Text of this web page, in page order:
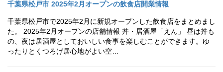
千葉県松戸市 2025年2月オープンの飲食店開業情報
千葉県松戸市で2025年2月に新規オープンした飲食店をまとめまし
た。 2025年2月オープンの店舗情報 丼・居酒屋「えん」 昼は丼も
の、夜は居酒屋としておいしい食事を楽しむことができます。ゆ
ったりとくつろげ居心地がよい空…